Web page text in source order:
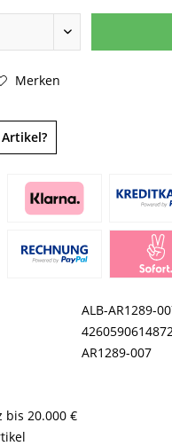
Merken
ALB-AR1289-
4260590614872
AR1289-007
bis 20.000 €